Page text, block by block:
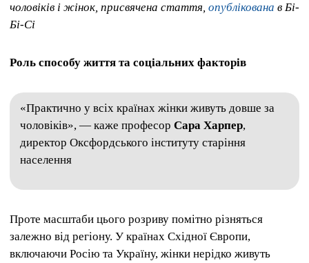
чоловіків і жінок, присвячена стаття, опублікована в Бі-
Бі-Сі
Роль способу життя та соціальних факторів
«Практично у всіх країнах жінки живуть довше за
чоловіків», — каже професор Сара Харпер,
директор Оксфордського інституту старіння
населення
Проте масштаби цього розриву помітно різняться
залежно від регіону. У країнах Східної Європи,
включаючи Росію та Україну, жінки нерідко живуть